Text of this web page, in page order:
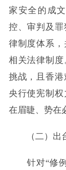
家安全的成
控、审判及
律制度体系
相关法律制
挑战，且香
央行使宪制
在眉睫、势在
（二）出台
针对“修例